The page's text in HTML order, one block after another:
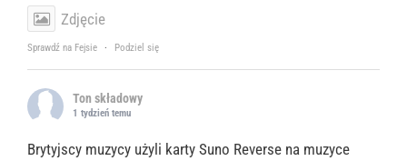
Zdjęcie
Sprawdź na Fejsie · Podziel się
Ton składowy
1 tydzień temu
Brytyjscy muzycy użyli karty Suno Reverse na muzyce